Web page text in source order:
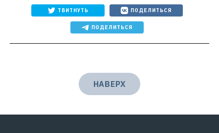
ТВИТНУТЬ ПОДЕЛИТЬСЯ
ПОДЕЛИТЬСЯ
НАВЕРХ